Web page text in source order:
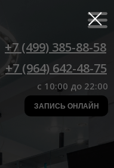
c 10:00 до 22:00
+7 (964) 642-48-75
+7 (499) 385-88-58
ЗАПИСЬ ОНЛАЙН